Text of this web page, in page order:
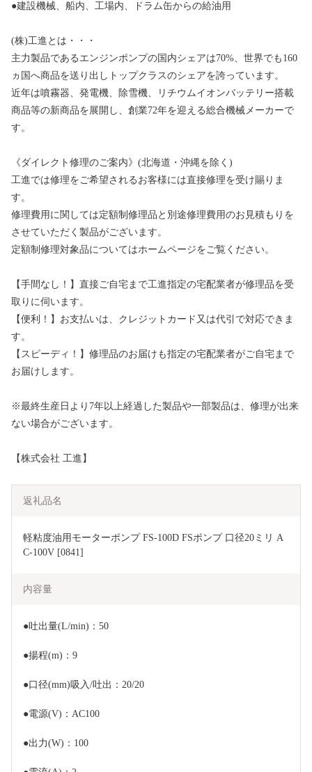
●建設機械、船内、工場内、ドラム缶からの給油用
(株)工進とは・・・
主力製品であるエンジンポンプの国内シェアは70%、世界でも160
ヵ国へ商品を送り出しトップクラスのシェアを誇っています。
近年は噴霧器、発電機、除雪機、リチウムイオンバッテリー搭載
商品等の新商品を展開し、創業72年を迎える総合機械メーカーで
す。
《ダイレクト修理のご案内》(北海道・沖縄を除く)
工進では修理をご希望されるお客様には直接修理を受け賜りま
す。
修理費用に関しては定額制修理品と別途修理費用のお見積もりを
させていただく製品がございます。
定額制修理対象品についてはホームページをご覧ください。
【手間なし！】直接ご自宅まで工進指定の宅配業者が修理品を受
取りに伺います。
【便利！】お支払いは、クレジットカード又は代引で対応できま
す。
【スピーディ！】修理品のお届けも指定の宅配業者がご自宅まで
お届けします。
※最終生産日より7年以上経過した製品や一部製品は、修理が出来
ない場合がございます。
【株式会社 工進】
返礼品名
軽粘度油用モーターポンプ FS-100D FSポンプ 口径20ミリ A
C-100V [0841]
内容量
●吐出量(L/min)：50
●揚程(m)：9
●口径(mm)吸入/吐出：20/20
●電源(V)：AC100
●出力(W)：100